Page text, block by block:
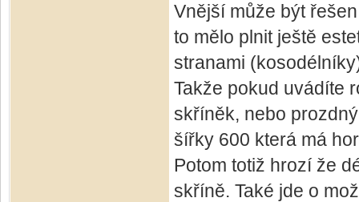
Vnější může být
to mělo plnit ještě
stranami
Takže pokud uvádíte
skříněk, nebo
šířky 600 která má
Potom totiž hrozí že
skříně. Také jde o